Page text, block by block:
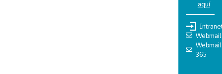
aquí
Webmail
Webmail
365